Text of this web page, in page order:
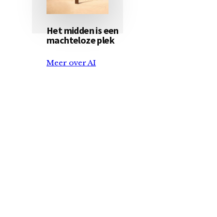
Het midden is een
machteloze plek
Meer over AI